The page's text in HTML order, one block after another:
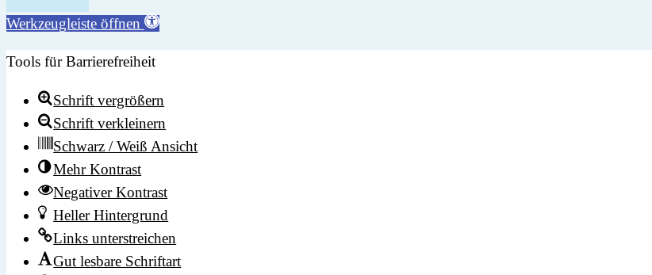
Werkzeugleiste öffnen
Tools für Barrierefreiheit
Schrift vergrößern
Schrift verkleinern
Schwarz / Weiß Ansicht
Mehr Kontrast
Negativer Kontrast
Heller Hintergrund
Links unterstreichen
Gut lesbare Schriftart